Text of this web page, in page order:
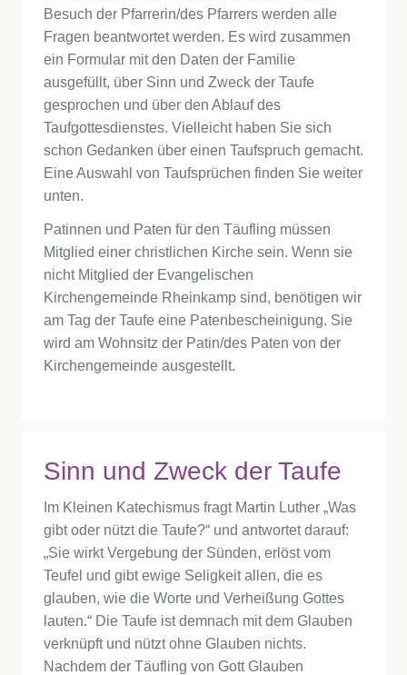
Besuch der Pfarrerin/des Pfarrers werden alle
Fragen beantwortet werden. Es wird zusammen
ein Formular mit den Daten der Familie
ausgefüllt, über Sinn und Zweck der Taufe
gesprochen und über den Ablauf des
Taufgottesdienstes. Vielleicht haben Sie sich
schon Gedanken über einen Taufspruch gemacht.
Eine Auswahl von Taufsprüchen finden Sie weiter
unten.
Patinnen und Paten für den Täufling müssen
Mitglied einer christlichen Kirche sein. Wenn sie
nicht Mitglied der Evangelischen
Kirchengemeinde Rheinkamp sind, benötigen wir
am Tag der Taufe eine Patenbescheinigung. Sie
wird am Wohnsitz der Patin/des Paten von der
Kirchengemeinde ausgestellt.
Sinn und Zweck der Taufe
Im Kleinen Katechismus fragt Martin Luther „Was
gibt oder nützt die Taufe?“ und antwortet darauf:
„Sie wirkt Vergebung der Sünden, erlöst vom
Teufel und gibt ewige Seligkeit allen, die es
glauben, wie die Worte und Verheißung Gottes
lauten.“ Die Taufe ist demnach mit dem Glauben
verknüpft und nützt ohne Glauben nichts.
Nachdem der Täufling von Gott Glauben